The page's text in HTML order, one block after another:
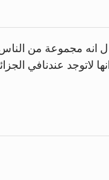
انه مجموعة من
لاتوجد عندنافي